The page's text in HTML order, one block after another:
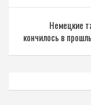
записям
Немецкие
кончилось в